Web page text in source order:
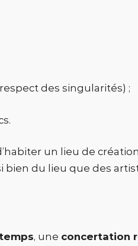
des singularités) ;
un lieu de
du lieu que des
, une concertation